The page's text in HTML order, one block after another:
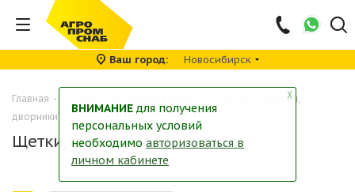
Ваш город Новосибирск
Главная -
Щетки, скребки,
дворники
Щетки, скребки, дворники
╳
ВНИМАНИЕ для получения
персональных условий
необходимо авторизоваться в
личном кабинете